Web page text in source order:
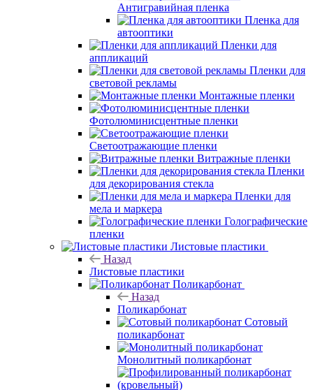
Антигравийная пленка
Пленка для
автооптики
Пленки для
аппликаций
Пленки для
световой рекламы
Монтажные пленки
Фотолюминисцентные пленки
Светоотражающие пленки
Витражные пленки
Пленки
для декорирования стекла
Пленки для
мела и маркера
Голографические
пленки
Листовые пластики
Назад
Листовые пластики
Поликарбонат
Назад
Поликарбонат
Сотовый
поликарбонат
Монолитный поликарбонат